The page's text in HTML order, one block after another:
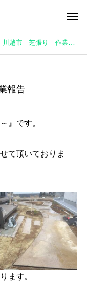
越市 芝張り 作業報告
報告
』です。
て頂いておりま
す。